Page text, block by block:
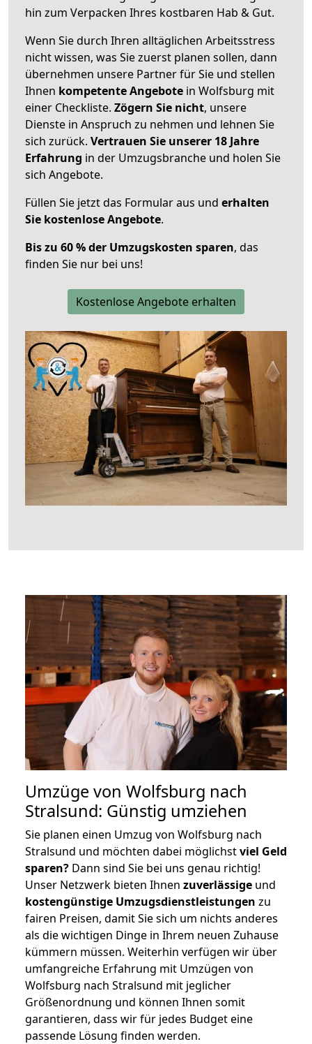
hin zum Verpacken Ihres kostbaren Hab & Gut.
Wenn Sie durch Ihren alltäglichen Arbeitsstress
nicht wissen, was Sie zuerst planen sollen, dann
übernehmen unsere Partner für Sie und stellen
Ihnen kompetente Angebote in Wolfsburg mit
einer Checkliste. Zögern Sie nicht, unsere
Dienste in Anspruch zu nehmen und lehnen Sie
sich zurück. Vertrauen Sie unserer 18 Jahre
Erfahrung in der Umzugsbranche und holen Sie
sich Angebote.
Füllen Sie jetzt das Formular aus und erhalten
Sie kostenlose Angebote.
Bis zu 60 % der Umzugskosten sparen, das
finden Sie nur bei uns!
Kostenlose Angebote erhalten
Umzüge von Wolfsburg nach
Stralsund: Günstig umziehen
Sie planen einen Umzug von Wolfsburg nach
Stralsund und möchten dabei möglichstviel Geld
sparen? Dann sind Sie bei uns genau richtig!
Unser Netzwerk bieten Ihnen zuverlässige und
kostengünstige Umzugsdienstleistungen zu
fairen Preisen, damit Sie sich um nichts anderes
als die wichtigen Dinge in Ihrem neuen Zuhause
kümmern müssen. Weiterhin verfügen wir über
umfangreiche Erfahrung mit Umzügen von
Wolfsburg nach Stralsund mit jeglicher
Größenordnung und können Ihnen somit
garantieren, dass wir für jedes Budget eine
passende Lösung finden werden.